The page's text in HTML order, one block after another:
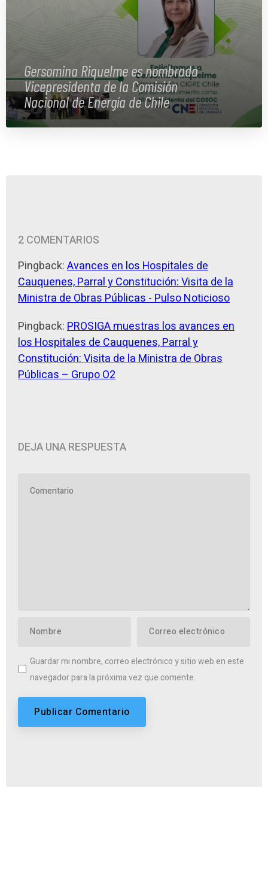
Gersomina Riquelme es nombrada
Vicepresidenta de la Comisión
Nacional de Energía de Chile
2 COMENTARIOS
Pingback:Avances en los Hospitales de
Cauquenes, Parral y Constitución: Visita de la
Ministra de Obras Públicas - Pulso Noticioso
Pingback:PROSIGA muestras los avances en
los Hospitales de Cauquenes, Parral y
Constitución: Visita de la Ministra de Obras
Públicas – Grupo O2
DEJA UNA RESPUESTA
Guardar mi nombre, correo electrónico y sitio web en este
navegador para la próxima vez que comente.